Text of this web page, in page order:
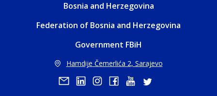
Bosnia and Herzegovina
Federation of Bosnia and Herzegovina
Government FBiH
Hamdije Čemerlića 2, Sarajevo